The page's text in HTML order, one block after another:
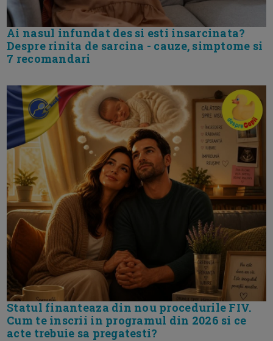
Ai nasul infundat des si esti insarcinata?
Despre rinita de sarcina - cauze, simptome si
7 recomandari
Statul finanteaza din nou procedurile FIV.
Cum te inscrii in programul din 2026 si ce
acte trebuie sa pregatesti?